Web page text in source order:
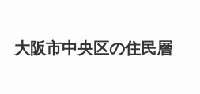
大阪市中央区の住民層